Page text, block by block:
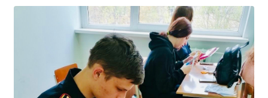
Организация питания в образовательной
УЧЕБНАЯ РАБОТА
Расписание занятий
Заочное отделение